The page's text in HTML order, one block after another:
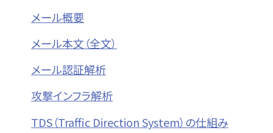
メール概要
メール本文（全文）
メール認証解析
攻撃インフラ解析
TDS（Traffic Direction System）の仕組み